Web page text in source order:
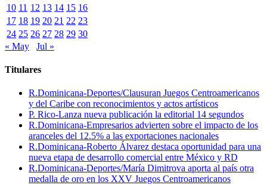
10 11 12 13 14 15 16
17 18 19 20 21 22 23
24 25 26 27 28 29 30
« May
Jul »
Titulares
R.Dominicana-Deportes/Clausuran Juegos Centroamericanos
y del Caribe con reconocimientos y actos artísticos
P. Rico-Lanza nueva publicación la editorial 14 segundos
R.Dominicana-Empresarios advierten sobre el impacto de los
aranceles del 12.5% a las exportaciones nacionales
R.Dominicana-Roberto Álvarez destaca oportunidad para una
nueva etapa de desarrollo comercial entre México y RD
R.Dominicana-Deportes/María Dimitrova aporta al país otra
medalla de oro en los XXV Juegos Centroamericanos